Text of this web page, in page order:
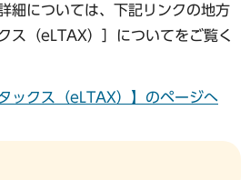
細については、下記リンクの地方
ス（eLTAX）］についてをご覧く
ックス（eLTAX）】のページへ